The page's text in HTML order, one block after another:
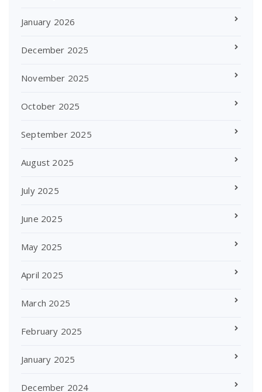
January 2026
December 2025
November 2025
October 2025
September 2025
August 2025
July 2025
June 2025
May 2025
April 2025
March 2025
February 2025
January 2025
December 2024